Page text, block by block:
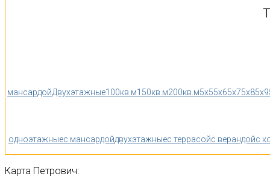
мансардойДвухэтажные100кв.м150кв.м200кв.м5x55x65x75x85x9
одноэтажныес мансардойдвухэтажныес террасойс верандойс
Карта Петрович: